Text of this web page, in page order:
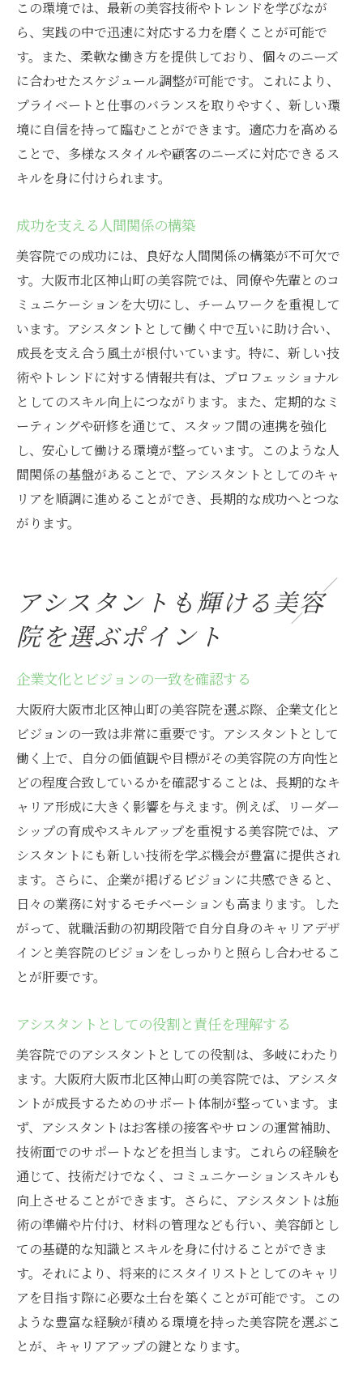
この環境では、最新の美容技術やトレンドを学びなが
ら、実践の中で迅速に対応する力を磨くことが可能で
す。また、柔軟な働き方を提供しており、個々のニーズ
に合わせたスケジュール調整が可能です。これにより、
プライベートと仕事のバランスを取りやすく、新しい環
境に自信を持って臨むことができます。適応力を高める
ことで、多様なスタイルや顧客のニーズに対応できるス
キルを身に付けられます。
成功を支える人間関係の構築
美容院での成功には、良好な人間関係の構築が不可欠で
す。大阪市北区神山町の美容院では、同僚や先輩とのコ
ミュニケーションを大切にし、チームワークを重視して
います。アシスタントとして働く中で互いに助け合い、
成長を支え合う風土が根付いています。特に、新しい技
術やトレンドに対する情報共有は、プロフェッショナル
としてのスキル向上につながります。また、定期的なミ
ーティングや研修を通じて、スタッフ間の連携を強化
し、安心して働ける環境が整っています。このような人
間関係の基盤があることで、アシスタントとしてのキャ
リアを順調に進めることができ、長期的な成功へとつな
がります。
アシスタントも輝ける美容
院を選ぶポイント
企業文化とビジョンの一致を確認する
大阪府大阪市北区神山町の美容院を選ぶ際、企業文化と
ビジョンの一致は非常に重要です。アシスタントとして
働く上で、自分の価値観や目標がその美容院の方向性と
どの程度合致しているかを確認することは、長期的なキ
ャリア形成に大きく影響を与えます。例えば、リーダー
シップの育成やスキルアップを重視する美容院では、ア
シスタントにも新しい技術を学ぶ機会が豊富に提供され
ます。さらに、企業が掲げるビジョンに共感できると、
日々の業務に対するモチベーションも高まります。した
がって、就職活動の初期段階で自分自身のキャリアデザ
インと美容院のビジョンをしっかりと照らし合わせるこ
とが肝要です。
アシスタントとしての役割と責任を理解する
美容院でのアシスタントとしての役割は、多岐にわたり
ます。大阪府大阪市北区神山町の美容院では、アシスタ
ントが成長するためのサポート体制が整っています。ま
ず、アシスタントはお客様の接客やサロンの運営補助、
技術面でのサポートなどを担当します。これらの経験を
通じて、技術だけでなく、コミュニケーションスキルも
向上させることができます。さらに、アシスタントは施
術の準備や片付け、材料の管理なども行い、美容師とし
ての基礎的な知識とスキルを身に付けることができま
す。それにより、将来的にスタイリストとしてのキャリ
アを目指す際に必要な土台を築くことが可能です。この
ような豊富な経験が積める環境を持った美容院を選ぶこ
とが、キャリアアップの鍵となります。